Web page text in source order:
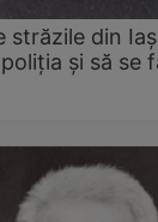
străzile din
și să se